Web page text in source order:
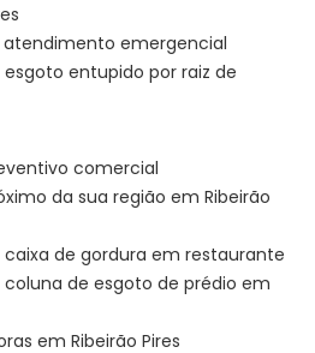
emergencial
entupido por raiz de
comercial
da sua região em Ribeirão
de gordura em restaurante
de esgoto de prédio em
em Ribeirão Pires